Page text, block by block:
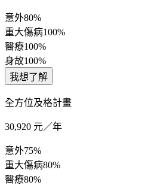
意外80%
重大傷病100%
醫療100%
身故100%
我想了解
全方位及格計畫
30,920 元／年
意外75%
重大傷病80%
醫療80%